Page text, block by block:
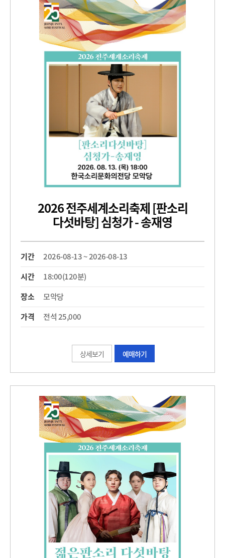
2026 전주세계소리축제 [판소리
다섯바탕] 심청가 - 송재영
기간
2026-08-13 ~ 2026-08-13
시간
18:00(120분)
장소
모악당
가격
전석 25,000
상세보기 예매하기